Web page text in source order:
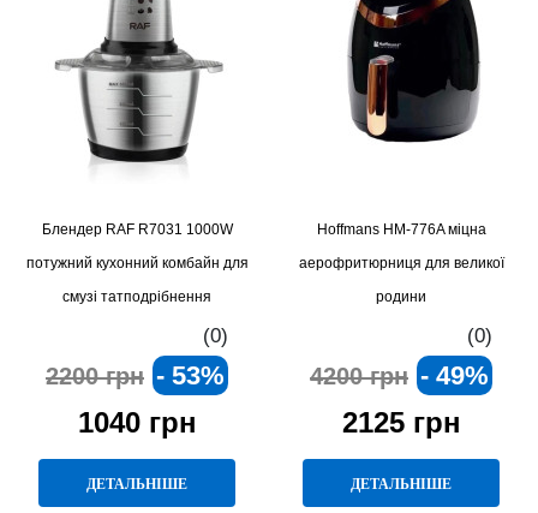
Блендер RAF R7031 1000W
потужний кухонний комбайн для
смузі татподрібнення
(0)
2200 грн - 53%
1040 грн
ДЕТАЛЬНІШЕ
Hoffmans HM‑776A міцна
аерофритюрниця для великої
родини
(0)
4200 грн - 49%
2125 грн
ДЕТАЛЬНІШЕ